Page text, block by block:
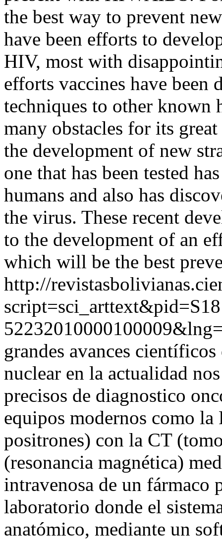
the best way to prevent
have been efforts to
HIV, most with
efforts vaccines have
techniques to other known
many obstacles for its
the development of new
one that has been tested
humans and also has
the virus. These recent
to the development of an
which will be the best
http://
grandes avances
nuclear en la actualidad
precisos de diagnostico
equipos modernos como
positrones) con la CT
(resonancia magnética)
intravenosa de un fármaco
laboratorio donde el
anatómico, mediante un